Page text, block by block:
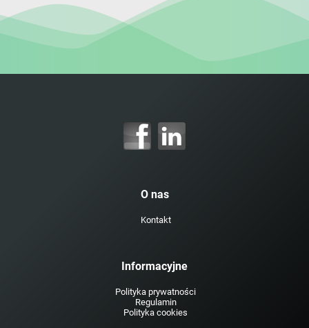
O nas
Kontakt
Informacyjne
Polityka prywatności
Regulamin
Polityka cookies